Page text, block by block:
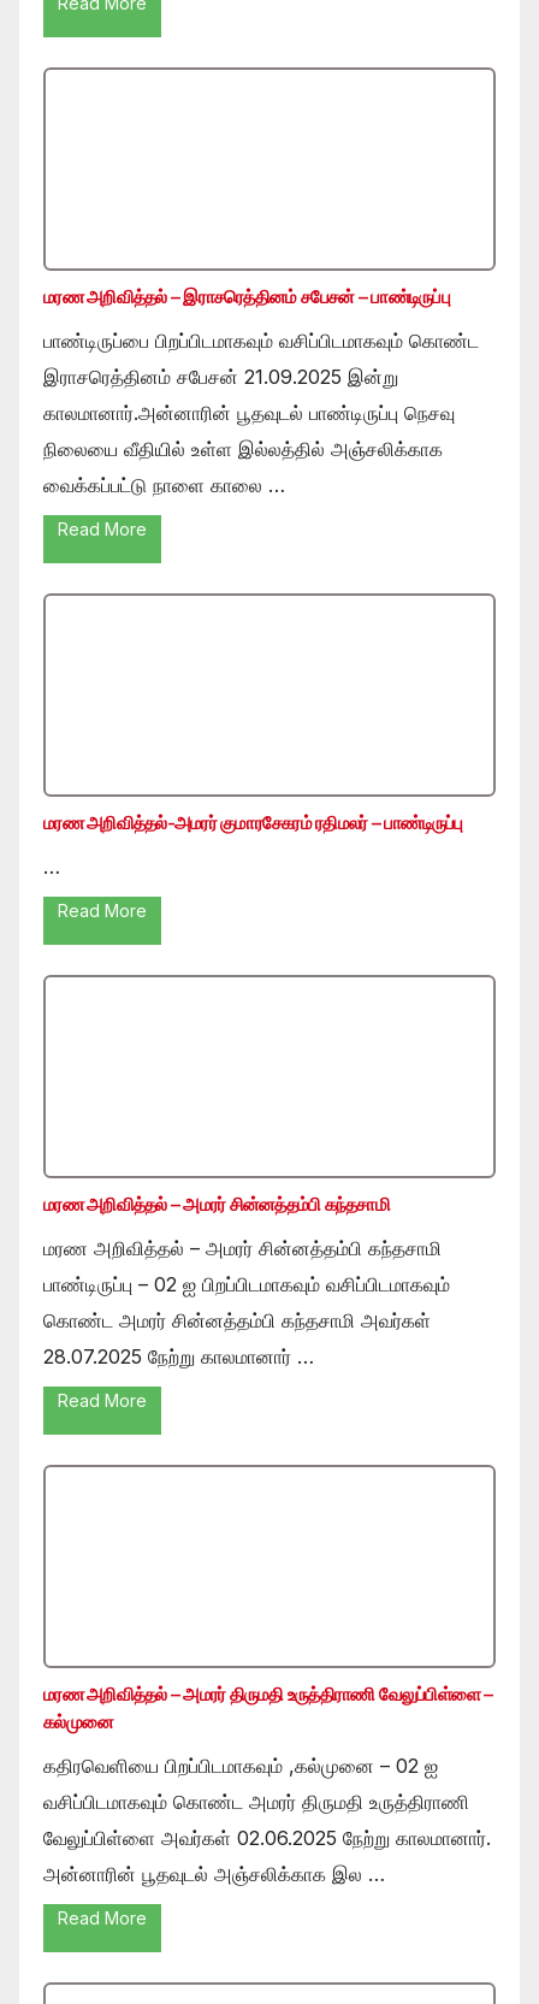
மரண அறிவித்தல் – இராசரெத்தினம் சபேசன் – பாண்டிருப்பு
பாண்டிருப்பை பிறப்பிடமாகவும் வசிப்பிடமாகவும் கொண்ட
இராசரெத்தினம் சபேசன் 21.09.2025 இன்று
காலமானார்.அன்னாரின் பூதவுடல் பாண்டிருப்பு நெசவு
நிலையை வீதியில் உள்ள இல்லத்தில் அஞ்சலிக்காக
வைக்கப்பட்டு நாளை காலை …
Read More
மரண அறிவித்தல்-அமரர் குமாரசேகரம் ரதிமலர் – பாண்டிருப்பு
…
Read More
மரண அறிவித்தல் – அமரர் சின்னத்தம்பி கந்தசாமி
மரண அறிவித்தல் – அமரர் சின்னத்தம்பி கந்தசாமி
பாண்டிருப்பு – 02 ஐ பிறப்பிடமாகவும் வசிப்பிடமாகவும்
கொண்ட அமரர் சின்னத்தம்பி கந்தசாமி அவர்கள்
28.07.2025 நேற்று காலமானார் …
Read More
மரண அறிவித்தல் – அமரர் திருமதி உருத்திராணி வேலுப்பிள்ளை –
கல்முனை
கதிரவெளியை பிறப்பிடமாகவும் ,கல்முனை – 02 ஐ
வசிப்பிடமாகவும் கொண்ட அமரர் திருமதி உருத்திராணி
வேலுப்பிள்ளை அவர்கள் 02.06.2025 நேற்று காலமானார்.
அன்னாரின் பூதவுடல் அஞ்சலிக்காக இல …
Read More